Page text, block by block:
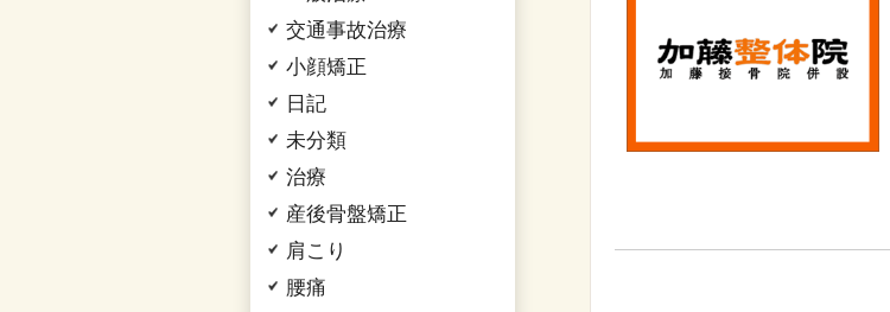
交通事故治療
小顔矯正
日記
未分類
治療
産後骨盤矯正
肩こり
腰痛